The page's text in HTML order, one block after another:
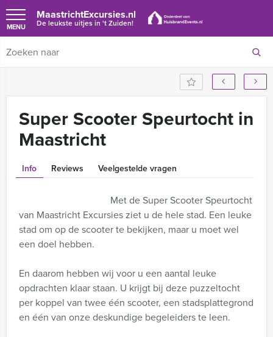
MaastrichtExcursies.nl
De leukste uitjes in 't Zuiden!
MENU
Super Scooter Speurtocht in
Maastricht
Info Reviews Veelgestelde vragen
Met de Super Scooter Speurtocht
van Maastricht Excursies ziet u de hele stad. Een leuke
stad om op de scooter te bekijken, maar u moet wel
een doel hebben.
En daarom hebben wij voor u een aantal leuke
opdrachten klaar staan. U krijgt bij deze puzzeltocht
per koppel van twee één scooter, een stadsplattegrond
en één van onze deskundige begeleiders te leen.